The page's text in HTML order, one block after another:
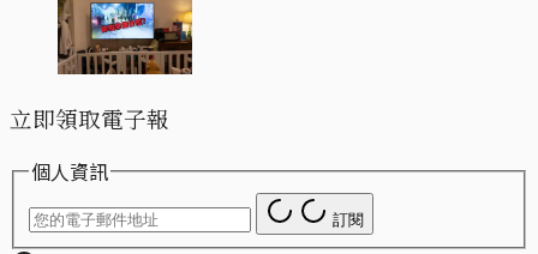
立即領取電子報
個人資訊
訂閱